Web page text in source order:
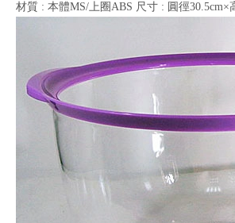
材質 : 本體MS/上圈ABS 尺寸 : 圓徑30.5cm×